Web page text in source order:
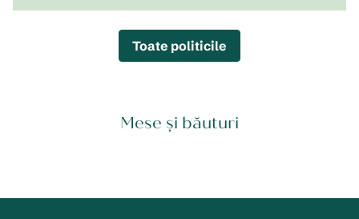
Toate politicile
Mese și băuturi